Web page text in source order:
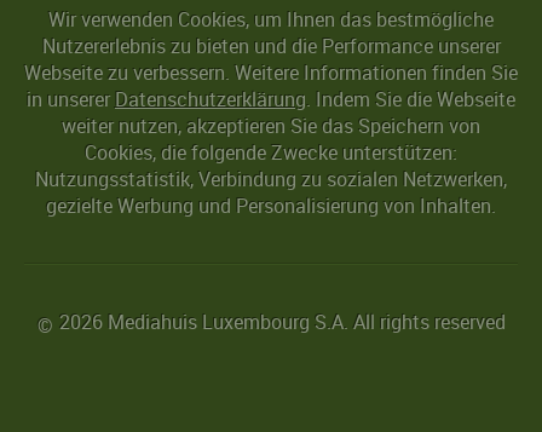
Wir verwenden Cookies, um Ihnen das bestmögliche
Nutzererlebnis zu bieten und die Performance unserer
Webseite zu verbessern. Weitere Informationen finden Sie
in unserer Datenschutzerklärung. Indem Sie die Webseite
weiter nutzen, akzeptieren Sie das Speichern von
Cookies, die folgende Zwecke unterstützen:
Nutzungsstatistik, Verbindung zu sozialen Netzwerken,
gezielte Werbung und Personalisierung von Inhalten.
© 2026 Mediahuis Luxembourg S.A. All rights reserved